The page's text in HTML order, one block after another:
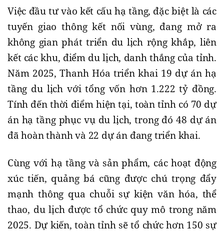
Việc đầu tư vào kết cấu hạ tầng, đặc biệt là các
tuyến giao thông kết nối vùng, đang mở ra
không gian phát triển du lịch rộng khắp, liên
kết các khu, điểm du lịch, danh thắng của tỉnh.
Năm 2025, Thanh Hóa triển khai 19 dự án hạ
tầng du lịch với tổng vốn hơn 1.222 tỷ đồng.
Tính đến thời điểm hiện tại, toàn tỉnh có 70 dự
án hạ tầng phục vụ du lịch, trong đó 48 dự án
đã hoàn thành và 22 dự án đang triển khai.
Cùng với hạ tầng và sản phẩm, các hoạt động
xúc tiến, quảng bá cũng được chú trọng đẩy
mạnh thông qua chuỗi sự kiện văn hóa, thể
thao, du lịch được tổ chức quy mô trong năm
2025. Dự kiến, toàn tỉnh sẽ tổ chức hơn 150 sự